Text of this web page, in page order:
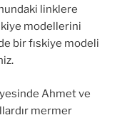
linklere
modellerini
bir fıskiye modeli
Ahmet ve
mermer